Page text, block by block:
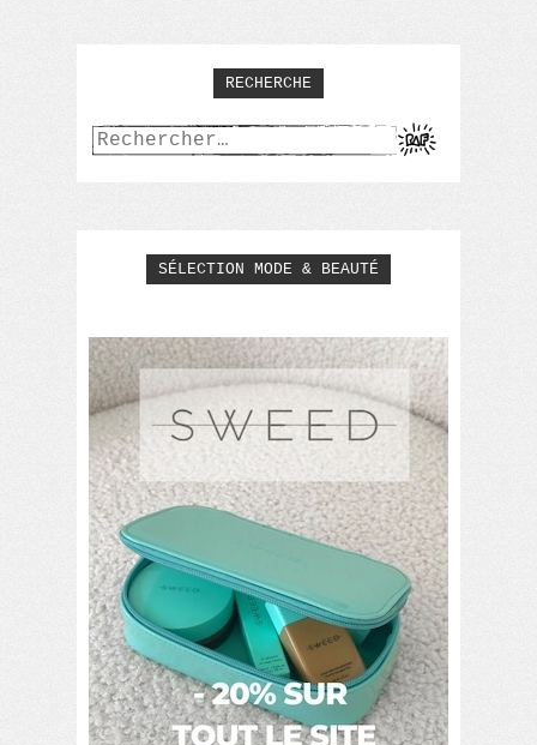
RECHERCHE
Rechercher :
SÉLECTION MODE & BEAUTÉ